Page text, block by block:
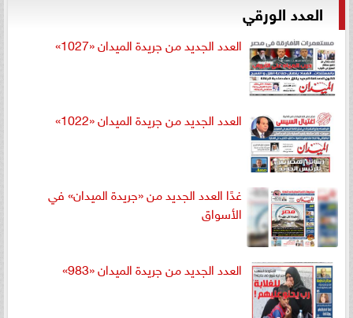
العدد الورقي
العدد الجديد من جريدة الميدان «1027»
العدد الجديد من جريدة الميدان «1022»
غدًا العدد الجديد من «جريدة الميدان» في
الأسواق
العدد الجديد من جريدة الميدان «983»